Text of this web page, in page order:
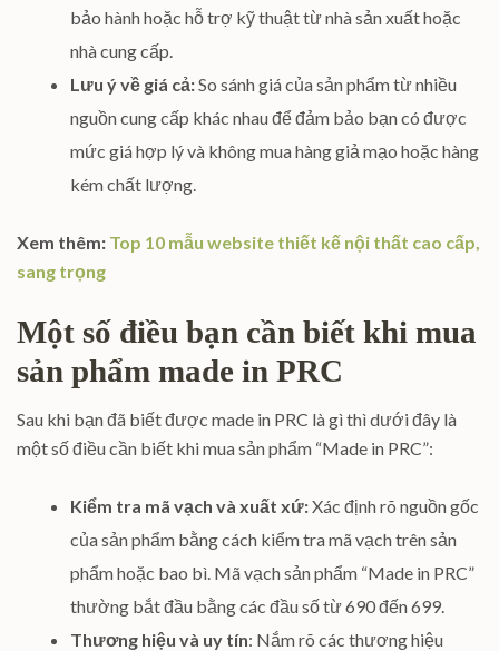
bảo hành hoặc hỗ trợ kỹ thuật từ nhà sản xuất hoặc
nhà cung cấp.
Lưu ý về giá cả:So sánh giá của sản phẩm từ nhiều
nguồn cung cấp khác nhau để đảm bảo bạn có được
mức giá hợp lý và không mua hàng giả mạo hoặc hàng
kém chất lượng.
Xem thêm: Top 10 mẫu website thiết kế nội thất cao cấp,
sang trọng
Một số điều bạn cần biết khi mua
sản phẩm made in PRC
Sau khi bạn đã biết được made in PRC là gì thì dưới đây là
một số điều cần biết khi mua sản phẩm “Made in PRC”:
Kiểm tra mã vạch và xuất xứ:Xác định rõ nguồn gốc
của sản phẩm bằng cách kiểm tra mã vạch trên sản
phẩm hoặc bao bì. Mã vạch sản phẩm “Made in PRC”
thường bắt đầu bằng các đầu số từ 690 đến 699.
Thương hiệu và uy tín: Nắm rõ các thương hiệu